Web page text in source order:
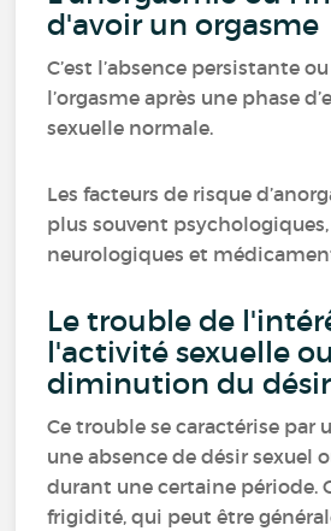
d'avoir un orgasme
C’est l’absence persistante
l’orgasme après une phase
sexuelle normale.
Les facteurs de risque
plus souvent
neurologiques et
Le trouble de
l'activité sexuelle
diminution du désir
Ce trouble se caractérise par
une absence de désir sexuel
durant une certaine période.
frigidité, qui peut être